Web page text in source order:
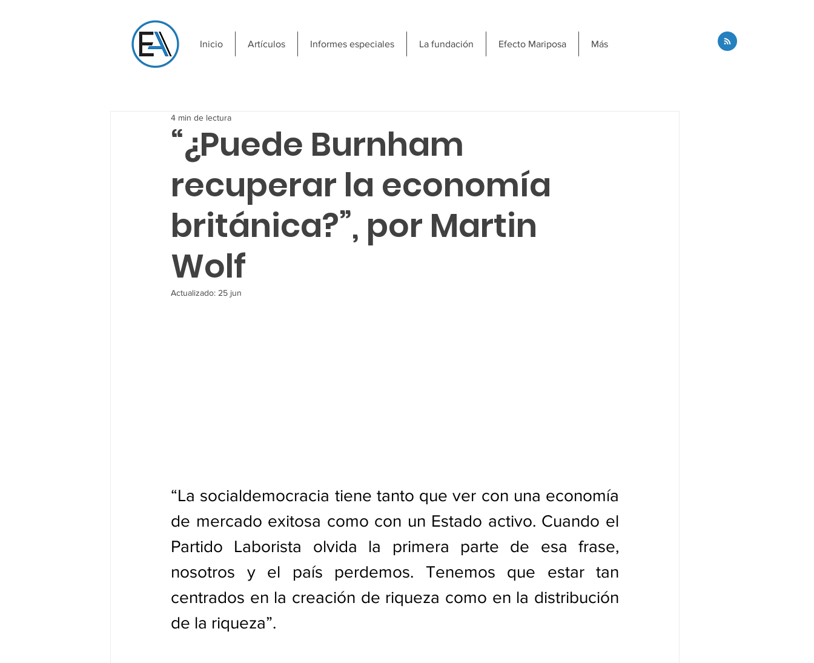
Inicio Artículos Informes especiales La fundación Efecto Mariposa Más
“¿Puede Burnham
recuperar la economía
británica?”, por Martin
Wolf
4 min de lectura
Actualizado: 25 jun
“La socialdemocracia tiene tanto que ver con una economía
de mercado exitosa como con un Estado activo. Cuando el
Partido Laborista olvida la primera parte de esa frase,
nosotros y el país perdemos. Tenemos que estar tan
centrados en la creación de riqueza como en la distribución
de la riqueza”.